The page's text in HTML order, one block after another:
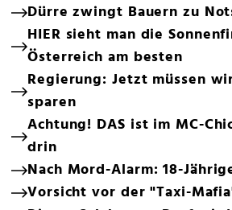
Dürre zwingt Bauern zu
HIER sieht man die
Österreich am besten
Regierung: Jetzt müssen
sparen
Achtung! DAS ist im MC-
drin
Nach Mord-Alarm: 18-
Vorsicht vor der "Taxi-